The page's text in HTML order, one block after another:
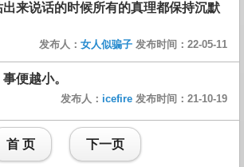
出来说话的时候所有的真理都保持沉默
发布人： 女人似骗子 发布时间：22-05-11
便越小。
发布人： icefire 发布时间：21-10-19
首 页 下一页